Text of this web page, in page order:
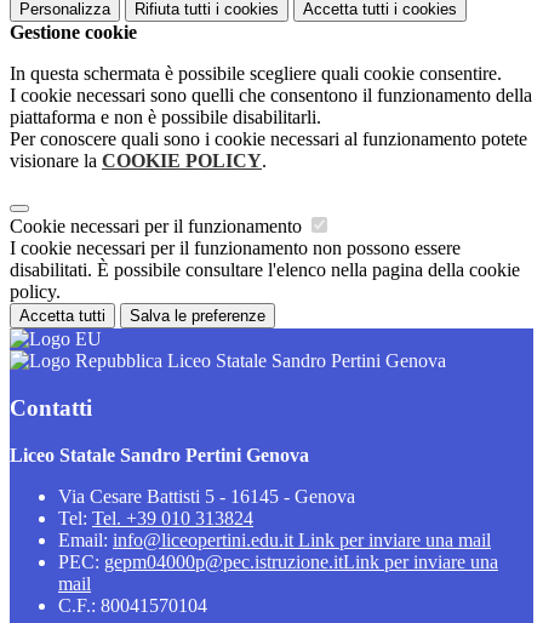
Personalizza Rifiuta tutti i cookies Accetta tutti i cookies
Gestione cookie
In questa schermata è possibile scegliere quali cookie consentire.
I cookie necessari sono quelli che consentono il funzionamento della
piattaforma e non è possibile disabilitarli.
Per conoscere quali sono i cookie necessari al funzionamento potete
visionare la COOKIE POLICY.
Cookie necessari per il funzionamento
I cookie necessari per il funzionamento non possono essere
disabilitati. È possibile consultare l'elenco nella pagina della cookie
policy.
Accetta tutti Salva le preferenze
Liceo Statale Sandro Pertini Genova
Contatti
Liceo Statale Sandro Pertini Genova
Via Cesare Battisti 5 - 16145 - Genova
Tel: Tel. +39 010 313824
Email: info@liceopertini.edu.it Link per inviare una mail
PEC: gepm04000p@pec.istruzione.itLink per inviare una
mail
C.F.: 80041570104